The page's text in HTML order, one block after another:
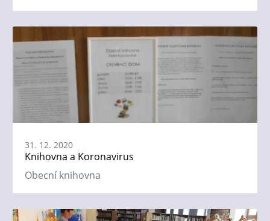
31. 12. 2020
Knihovna a Koronavirus
Obecní knihovna